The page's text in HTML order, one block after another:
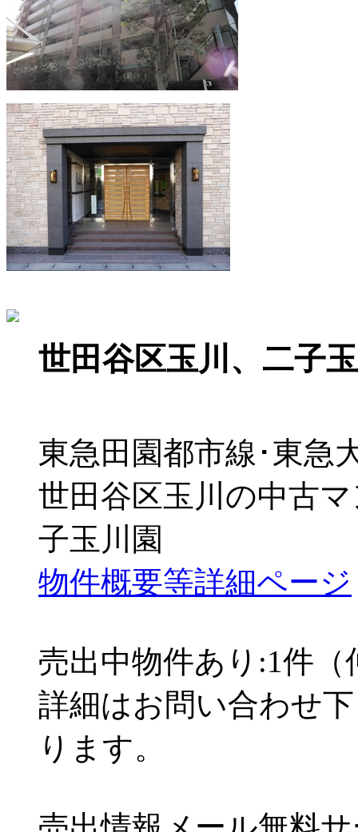
世田谷区玉川、二子
東急田園都市線･東急
世田谷区玉川の中古
子玉川園
物件概要等詳細ページ
売出中物件あり:1件（
詳細はお問い合わせ
ります。